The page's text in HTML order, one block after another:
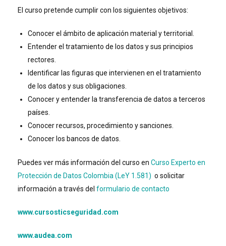
El curso pretende cumplir con los siguientes objetivos:
Conocer el ámbito de aplicación material y territorial.
Entender el tratamiento de los datos y sus principios
rectores.
Identificar las figuras que intervienen en el tratamiento
de los datos y sus obligaciones.
Conocer y entender la transferencia de datos a terceros
países.
Conocer recursos, procedimiento y sanciones.
Conocer los bancos de datos.
Puedes ver más información del curso en Curso Experto en
Protección de Datos Colombia (LeY 1.581) o solicitar
información a través del formulario de contacto
www.cursosticseguridad.com
www.audea.com